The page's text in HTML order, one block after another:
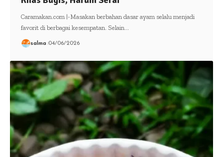
Caramakan.com |-Masakan berbahan dasar ayam selalu menjadi
favorit di berbagai kesempatan. Selain…
salma 04/06/2026